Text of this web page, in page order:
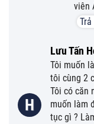
viên
H
Lưu Tấn
Tôi muốn
tôi cùng 2
Tôi có căn
muốn làm
tục gì ?